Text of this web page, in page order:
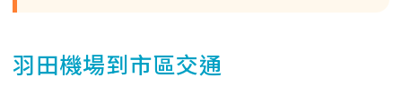
羽田機場到市區交通